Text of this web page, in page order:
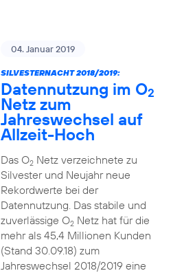
04. Januar 2019
SILVESTERNACHT 2018/2019:
Datennutzung im O2
Netz zum
Jahreswechsel auf
Allzeit-Hoch
Das O2Netz verzeichnete zu
Silvester und Neujahr neue
Rekordwerte bei der
Datennutzung. Das stabile und
zuverlässige O2Netz hat für die
mehr als 45,4 Millionen Kunden
(Stand 30.09.18) zum
Jahreswechsel 2018/2019 eine